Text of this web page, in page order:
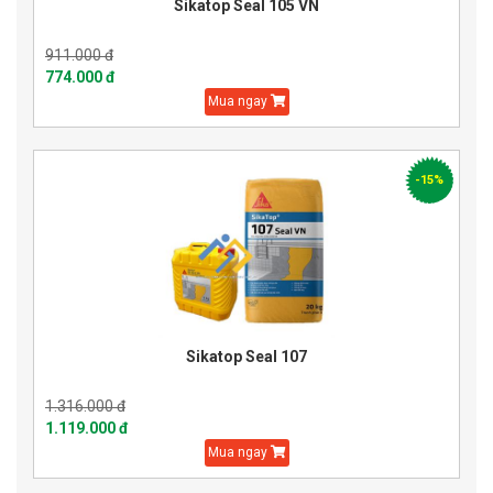
Sikatop Seal 105 VN
911.000 đ
774.000 đ
Mua ngay
Sikatop Seal 107
1.316.000 đ
1.119.000 đ
Mua ngay
-15%